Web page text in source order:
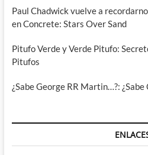
Paul Chadwick vuelve a
en Concrete: Stars Over Sand
Pitufo Verde y Verde Pitufo:
Pitufos
¿Sabe George RR Martin…?: